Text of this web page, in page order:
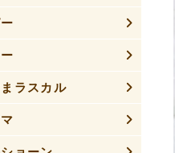
ラスカル